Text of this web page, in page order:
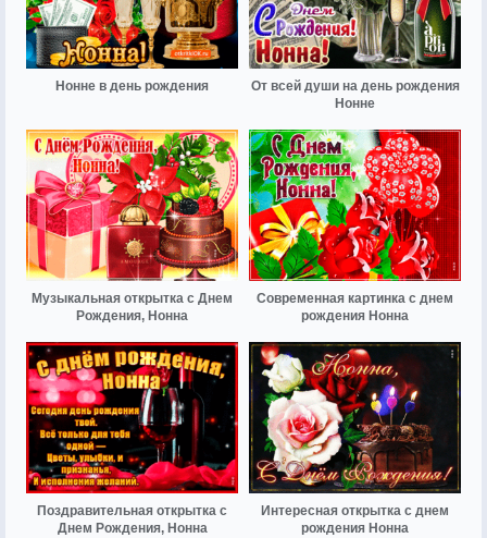
Нонне в день рождения
От всей души на день рождения
Нонне
Музыкальная открытка с Днем
Рождения, Нонна
Современная картинка с днем
рождения Нонна
Поздравительная открытка с
Днем Рождения, Нонна
Интересная открытка с днем
рождения Нонна